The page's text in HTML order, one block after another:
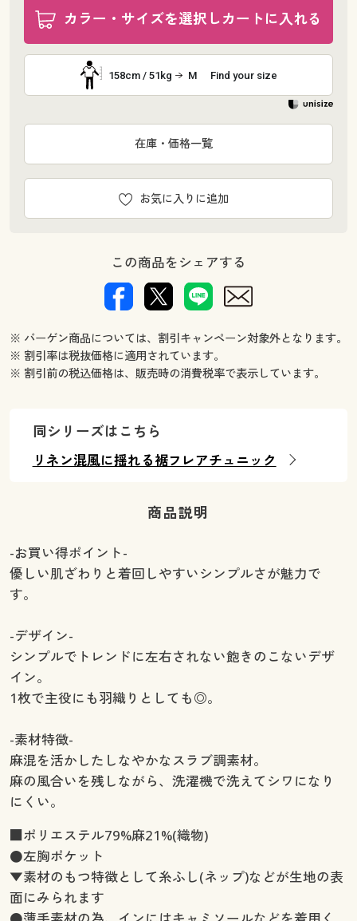
カラー・サイズを選択しカートに入れる
158cm / 51kg M Find your size
お気に入りに追加
在庫・価格一覧
この商品をシェアする
※ バーゲン商品については、割引キャンペーン対象外となります。
※ 割引率は税抜価格に適用されています。
※ 割引前の税込価格は、販売時の消費税率で表示しています。
同シリーズはこちら
リネン混風に揺れる裾フレアチュニック
商品説明
-お買い得ポイント-
優しい肌ざわりと着回しやすいシンプルさが魅力で
す。
-デザイン-
シンプルでトレンドに左右されない飽きのこないデザ
イン。
1枚で主役にも羽織りとしても◎。
-素材特徴-
麻混を活かしたしなやかなスラブ調素材。
麻の風合いを残しながら、洗濯機で洗えてシワになり
にくい。
■ポリエステル79%麻21%(織物)
●左胸ポケット
▼素材のもつ特徴として糸ふし(ネップ)などが生地の表
面にみられます